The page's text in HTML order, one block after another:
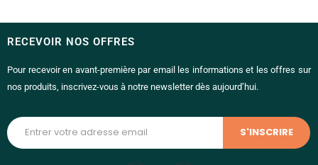
RECEVOIR NOS OFFRES
Pour recevoir en avant-première par email les informations et les offres sur
nos produits, inscrivez-vous à notre newsletter dès aujourd’hui.